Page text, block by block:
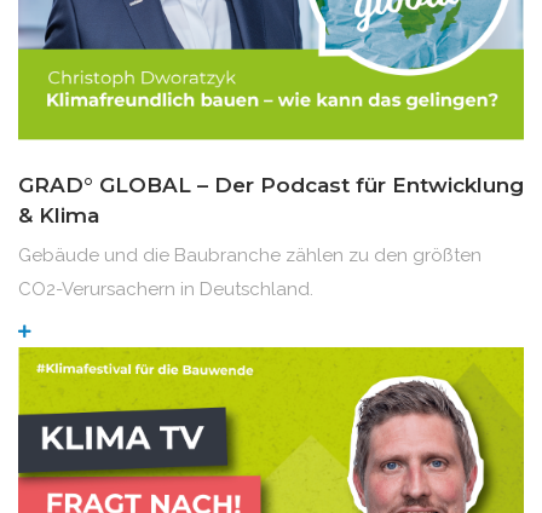
GRAD° GLOBAL – Der Podcast für Entwicklung
& Klima
Gebäude und die Baubranche zählen zu den größten
CO2-Verursachern in Deutschland.